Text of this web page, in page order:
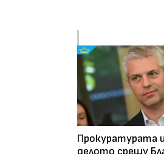
Прокуратурата
делото срещу